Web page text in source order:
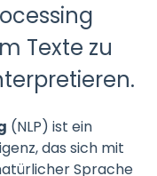
Texte zu
(NLP) ist ein
das sich mit
Sprache